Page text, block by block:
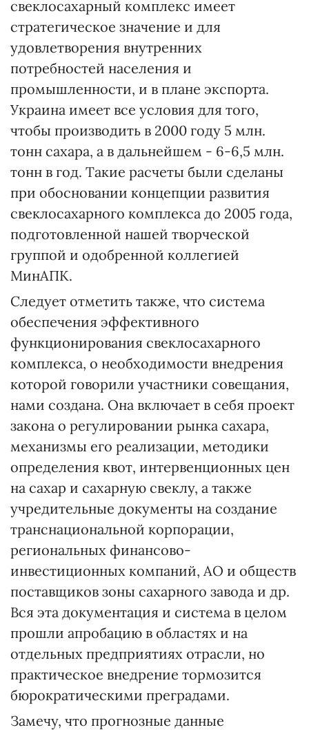
свеклосахарный комплекс имеет
стратегическое значение и для
удовлетворения внутренних
потребностей населения и
промышленности, и в плане экспорта.
Украина имеет все условия для того,
чтобы производить в 2000 году 5 млн.
тонн сахара, а в дальнейшем - 6-6,5 млн.
тонн в год. Такие расчеты были сделаны
при обосновании концепции развития
свеклосахарного комплекса до 2005 года,
подготовленной нашей творческой
группой и одобренной коллегией
МинАПК.
Следует отметить также, что система
обеспечения эффективного
функционирования свеклосахарного
комплекса, о необходимости внедрения
которой говорили участники совещания,
нами создана. Она включает в себя проект
закона о регулировании рынка сахара,
механизмы его реализации, методики
определения квот, интервенционных цен
на сахар и сахарную свеклу, а также
учредительные документы на создание
транснациональной корпорации,
региональных финансово-
инвестиционных компаний, АО и обществ
поставщиков зоны сахарного завода и др.
Вся эта документация и система в целом
прошли апробацию в областях и на
отдельных предприятиях отрасли, но
практическое внедрение тормозится
бюрократическими преградами.
Замечу, что прогнозные данные